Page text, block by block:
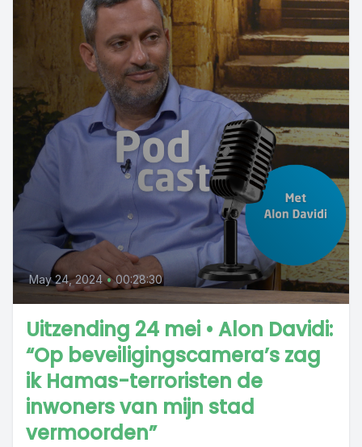
May 24, 2024 • 00:28:30
Uitzending 24 mei • Alon Davidi:
“Op beveiligingscamera’s zag
ik Hamas-terroristen de
inwoners van mijn stad
vermoorden”